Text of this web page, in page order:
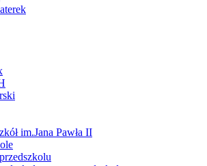
im.Jana Pawła II